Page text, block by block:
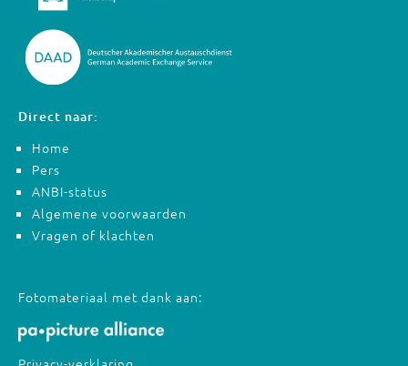
Direct naar:
Home
Pers
ANBI-status
Algemene voorwaarden
Vragen of klachten
Fotomateriaal met dank aan: